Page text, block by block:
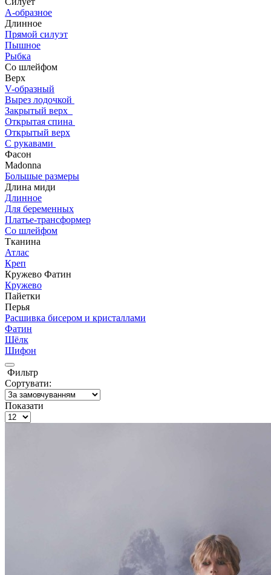
А-образное
Длинное
Прямой силуэт
Пышное
Рыбка
Со шлейфом
Верх
V-образный
Вырез лодочкой
Закрытый верх
Открытая спина
Открытый верх
С рукавами
Фасон
Madonna
Большые размеры
Длина миди
Длинное
Для беременных
Платье-трансформер
Со шлейфом
Тканина
Атлас
Креп
Кружево Фатин
Кружево
Пайетки
Перья
Расшивка бисером и кристаллами
Фатин
Шёлк
Шифон
Фильтр
Сортувати:
Показати